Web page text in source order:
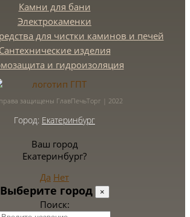
Камни для бани
Электрокаменки
для чистки каминов и печей
Сантехнические изделия
и гидроизоляция
защищены ГлавПечьТорг | 2022
Город: Екатеринбург
Ваш город
Екатеринбург?
Да Нет
Выберите город ×
Поиск: